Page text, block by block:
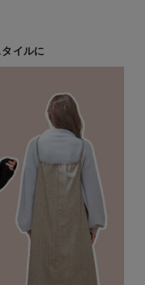
イルに